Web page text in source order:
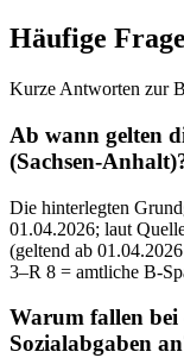
Häufige
Kurze Antworten zur
Ab wann gelten
(Sachsen-
Die hinterlegten
01.04.2026; laut
(geltend ab
3–R 8 = amtliche B-
Warum fallen bei
Sozialabgaben